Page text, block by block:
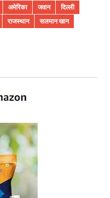
अमेरिका जवान
दिल्ली
राजस्थान सलमान खान